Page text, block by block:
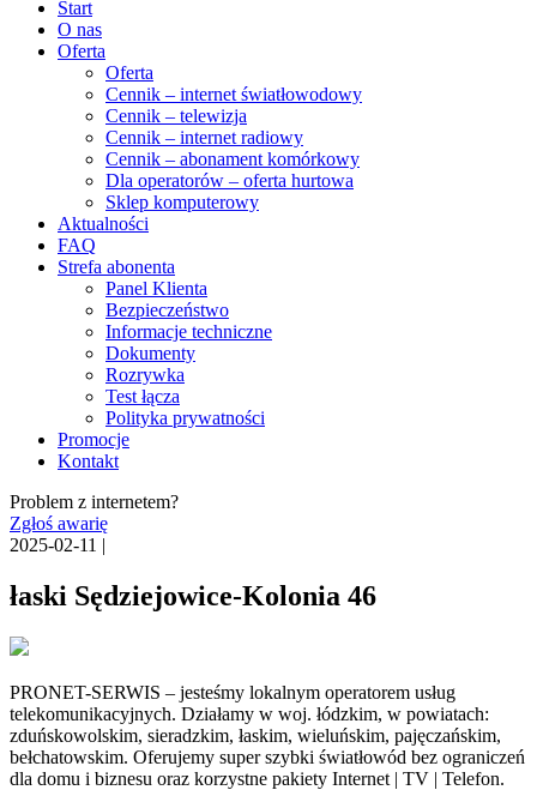
Start
O nas
Oferta
Oferta
Cennik – internet światłowodowy
Cennik – telewizja
Cennik – internet radiowy
Cennik – abonament komórkowy
Dla operatorów – oferta hurtowa
Sklep komputerowy
Aktualności
FAQ
Strefa abonenta
Panel Klienta
Bezpieczeństwo
Informacje techniczne
Dokumenty
Rozrywka
Test łącza
Polityka prywatności
Promocje
Kontakt
Problem z internetem?
Zgłoś awarię
2025-02-11 |
łaski Sędziejowice-Kolonia 46
PRONET-SERWIS – jesteśmy lokalnym operatorem usług
telekomunikacyjnych. Działamy w woj. łódzkim, w powiatach:
zduńskowolskim, sieradzkim, łaskim, wieluńskim, pajęczańskim,
bełchatowskim. Oferujemy super szybki światłowód bez ograniczeń
dla domu i biznesu oraz korzystne pakiety Internet | TV | Telefon.